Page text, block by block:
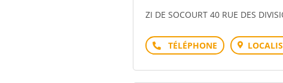
ZI DE SOCOURT 40 RUE DES
Téléphone